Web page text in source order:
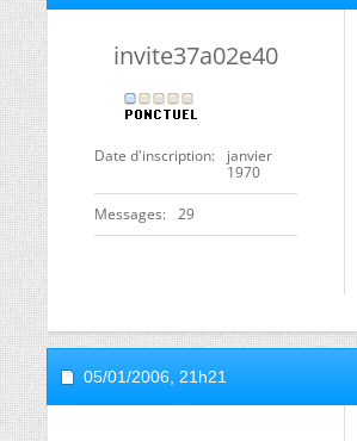
invite37a02e40
Date d'inscription
janvier
1970
Messages 29
05/01/2006, 21h21